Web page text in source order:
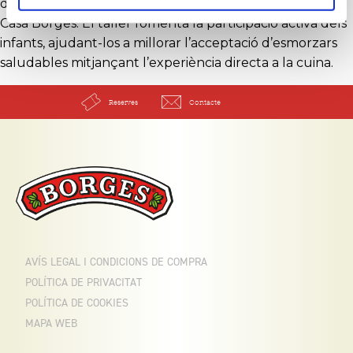
de les vistes de la masia i del monestir Mas de Colom -
Casa Borges. El taller fomenta la participació activa dels
infants, ajudant-los a millorar l’acceptació d’esmorzars
saludables mitjançant l’experiència directa a la cuina.
Reserves Contacte
AVÍS LEGAL I CONDICIONS DE COMPRA
POLÍTICA DE PRIVACITAT
POLÍTICA DE COOKIES
MAPA WEB